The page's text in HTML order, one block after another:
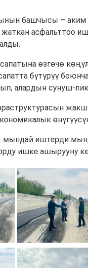
башчысы – аким
асфальттоо
өзгөчө
бүтүрүү
алардын сунуш-
иштерди
ишке ашырууну